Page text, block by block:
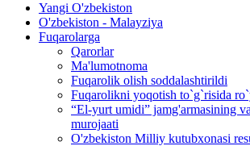
Yangi O'zbekiston
O'zbekiston - Malayziya
Fuqarolarga
Qarorlar
Ma'lumotnoma
Fuqarolik olish soddalashtirildi
Fuqarolikni yoqotish to`g`risida
“El-yurt umidi” jamg'armasining
murojaati
O'zbekiston Milliy kutubxonasi